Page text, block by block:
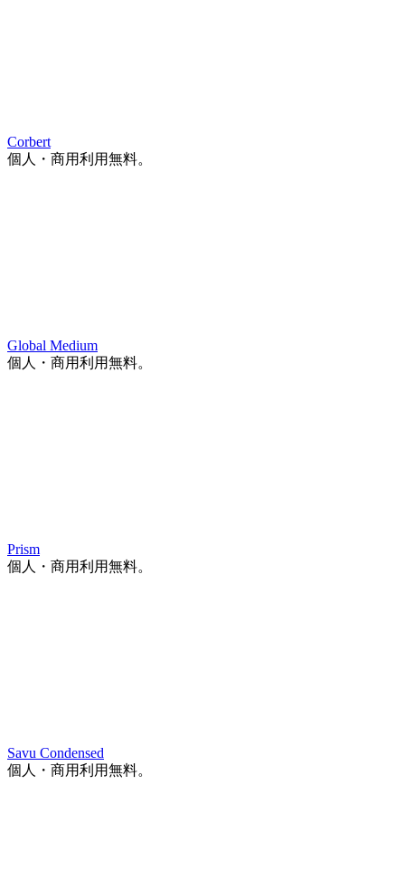
Corbert
個人・商用利用無料。
Global Medium
個人・商用利用無料。
Prism
個人・商用利用無料。
Savu Condensed
個人・商用利用無料。